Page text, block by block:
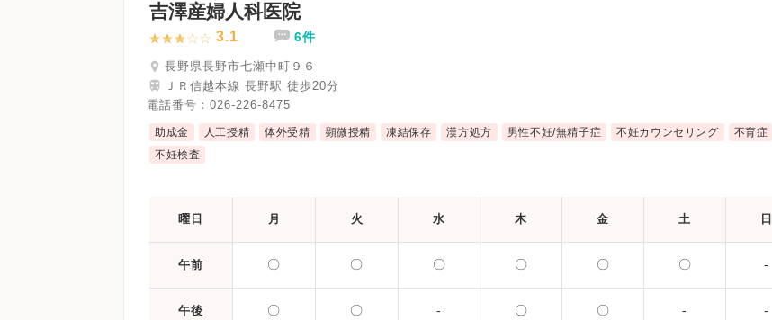
吉澤産婦人科医院
3.1 6件
長野県長野市七瀬中町９６
ＪＲ信越本線 長野駅 徒歩20分
電話番号： 026-226-8475
助成金 人工授精 体外受精 顕微授精 凍結保存 漢方処方 男性不妊/無精子症 不妊カウンセリング
不育症
不妊検査
曜日 月 火 水 木 金 土 日
午前 〇 〇 〇 〇 〇 〇 -
午後 〇 〇 - 〇 〇 - -